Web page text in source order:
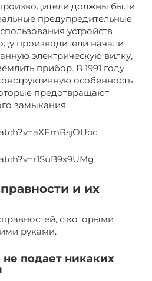
должны были
предупредительные
устройств
производители начали
электрическую вилку,
прибор. В 1991 году
особенность
предотвращают
замыкания.
и их
с которыми
руками.
подает никаких